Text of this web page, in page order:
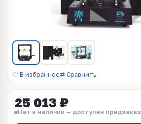
♡ В избранное⇄ Сравнить
25 013 ₽
Нет в наличии — доступен предзаказ